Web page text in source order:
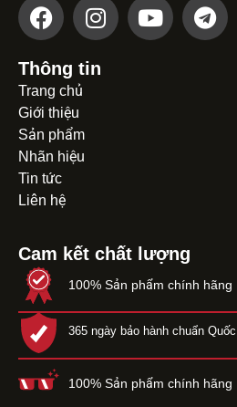
Thông tin
Trang chủ
Giới thiệu
Sản phẩm
Nhãn hiệu
Tin tức
Liên hệ
Cam kết chất lượng
100% Sản phẩm chính hãng
365 ngày bảo hành chuẩn
100% Sản phẩm chính hãng